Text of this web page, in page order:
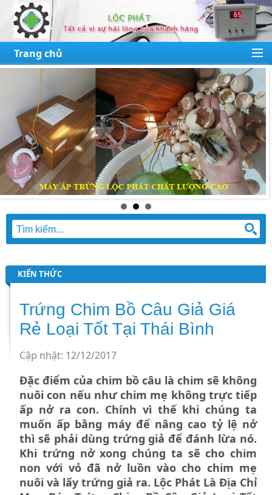
Trang chủ
KIẾN THỨC
Trứng Chim Bồ Câu Giả Giá
Rẻ Loại Tốt Tại Thái Bình
Cập nhật: 12/12/2017
Đặc điểm của chim bồ câu là chim sẽ không
nuôi con nếu như chim mẹ không trực tiếp
ấp nở ra con. Chính vì thế khi chúng ta
muốn ấp bằng máy để nâng cao tỷ lệ nở
thì sẽ phải dùng trứng giả để đánh lừa nó.
Khi trứng nở xong chúng ta sẽ cho chim
non với vỏ đã nở luồn vào cho chim mẹ
nuôi và lấy trứng giả ra. Lộc Phát Là Địa Chỉ